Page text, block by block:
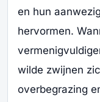
en hun
hervormen.
wilde zwijnen
overbegrazing